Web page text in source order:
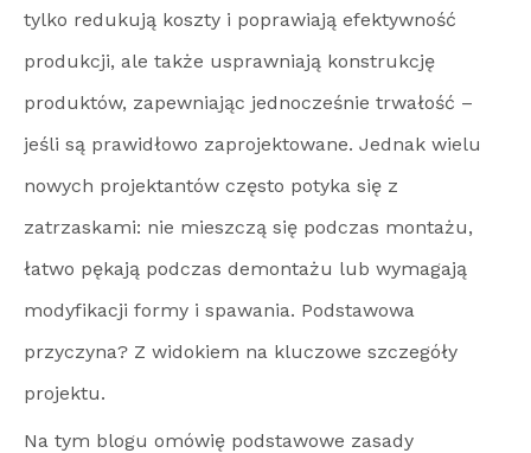
tylko redukują koszty i poprawiają efektywność
produkcji, ale także usprawniają konstrukcję
produktów, zapewniając jednocześnie trwałość –
jeśli są prawidłowo zaprojektowane. Jednak wielu
nowych projektantów często potyka się z
zatrzaskami: nie mieszczą się podczas montażu,
łatwo pękają podczas demontażu lub wymagają
modyfikacji formy i spawania. Podstawowa
przyczyna? Z widokiem na kluczowe szczegóły
projektu.
Na tym blogu omówię podstawowe zasady